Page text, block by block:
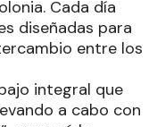
Cada día
diseñadas para
entre los
integral que
a cabo con